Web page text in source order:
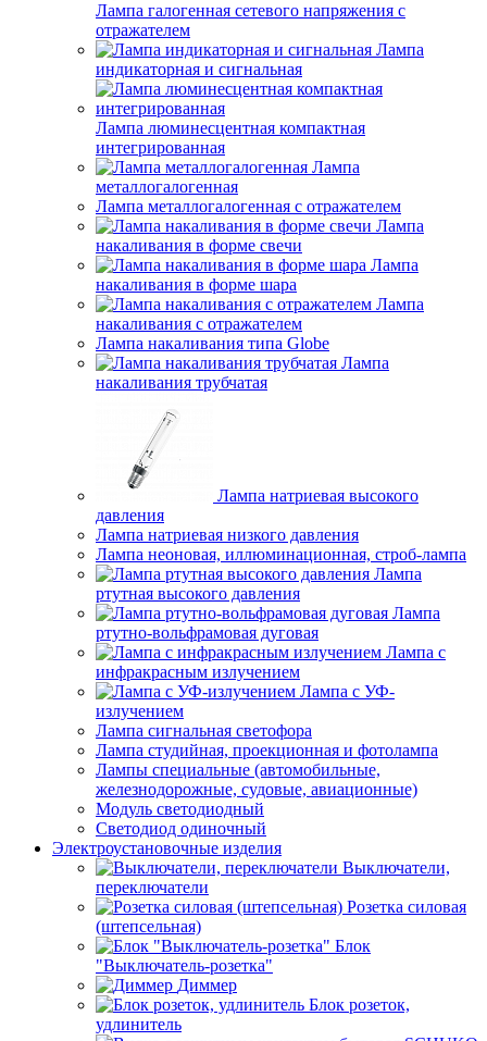
Лампа галогенная сетевого напряжения с
отражателем
Лампа
индикаторная и сигнальная
Лампа люминесцентная компактная
интегрированная
Лампа
металлогалогенная
Лампа металлогалогенная с отражателем
Лампа
накаливания в форме свечи
Лампа
накаливания в форме шара
Лампа
накаливания с отражателем
Лампа накаливания типа Globe
Лампа
накаливания трубчатая
Лампа натриевая высокого
давления
Лампа натриевая низкого давления
Лампа неоновая, иллюминационная, строб-лампа
Лампа
ртутная высокого давления
Лампа
ртутно-вольфрамовая дуговая
Лампа с
инфракрасным излучением
Лампа с УФ-
излучением
Лампа сигнальная светофора
Лампа студийная, проекционная и фотолампа
Лампы специальные (автомобильные,
железнодорожные, судовые, авиационные)
Модуль светодиодный
Светодиод одиночный
Электроустановочные изделия
Выключатели,
переключатели
Розетка силовая
(штепсельная)
Блок
"Выключатель-розетка"
Диммер
Блок розеток,
удлинитель